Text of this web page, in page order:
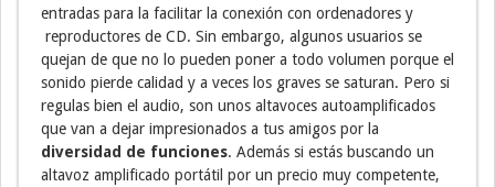
entradas para la facilitar la conexión con ordenadores y
reproductores de CD. Sin embargo, algunos usuarios se
quejan de que no lo pueden poner a todo volumen porque el
sonido pierde calidad y a veces los graves se saturan. Pero si
regulas bien el audio, son unos altavoces autoamplificados
que van a dejar impresionados a tus amigos por la
diversidad de funciones. Además si estás buscando un
altavoz amplificado portátil por un precio muy competente,